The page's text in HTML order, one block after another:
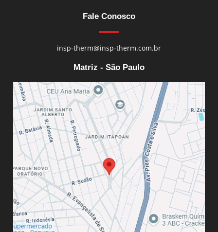
Fale Conosco
insp-therm@insp-therm.com.br
Matriz - São Paulo